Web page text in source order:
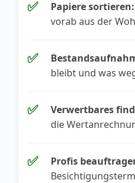
✅ Papiere sortieren:
vorab aus der
✅
bleibt und was
✅ Verwertbares
die
✅ Profis